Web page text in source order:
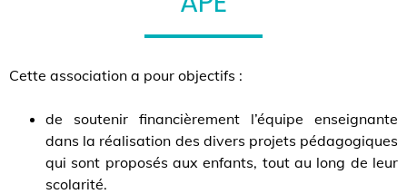
Cette association a pour objectifs :
de soutenir financièrement l’équipe enseignante
dans la réalisation des divers projets pédagogiques
qui sont proposés aux enfants, tout au long de leur
scolarité.